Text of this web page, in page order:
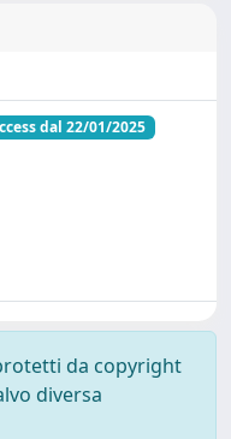
dal 22/01/2025
da copyright
diversa